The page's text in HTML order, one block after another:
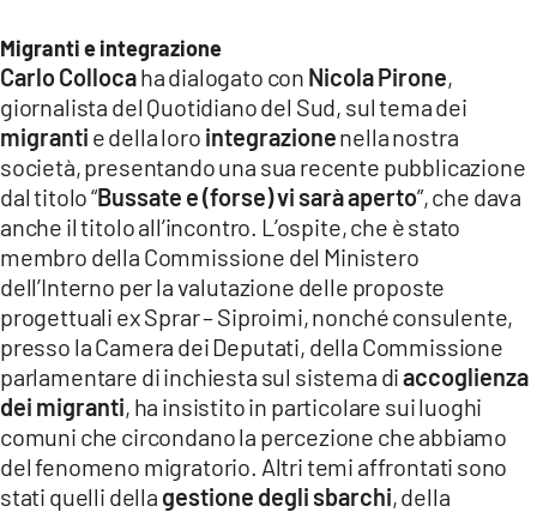
Migranti e integrazione
Carlo Collocaha dialogato con Nicola Pirone,
giornalista del Quotidiano del Sud, sul tema dei
migranti e della loro integrazionenella nostra
società, presentando una sua recente pubblicazione
dal titolo “Bussate e (forse) vi sarà aperto”, che dava
anche il titolo all’incontro. L’ospite, che è stato
membro della Commissione del Ministero
dell’Interno per la valutazione delle proposte
progettuali ex Sprar – Siproimi, nonché consulente,
presso la Camera dei Deputati, della Commissione
parlamentare di inchiesta sul sistema diaccoglienza
dei migranti, ha insistito in particolare sui luoghi
comuni che circondano la percezione che abbiamo
del fenomeno migratorio. Altri temi affrontati sono
stati quelli della gestione degli sbarchi, della